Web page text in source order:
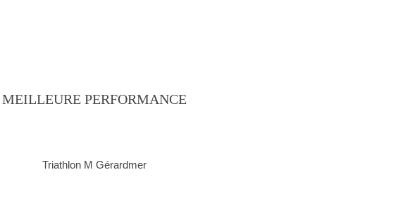
MEILLEURE PERFORMANCE
Triathlon M Gérardmer